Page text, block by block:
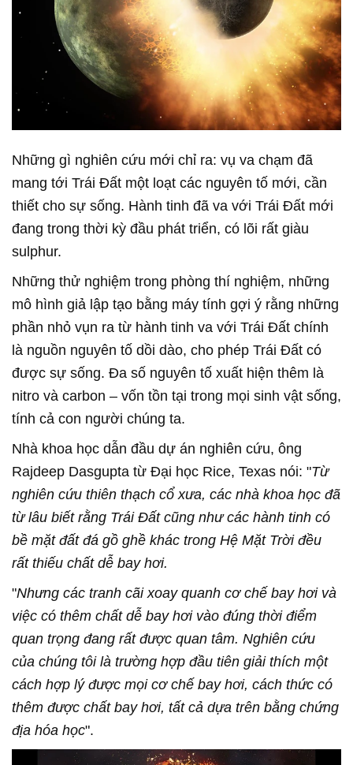
Những gì nghiên cứu mới chỉ ra: vụ va chạm đã
mang tới Trái Đất một loạt các nguyên tố mới, cần
thiết cho sự sống. Hành tinh đã va với Trái Đất mới
đang trong thời kỳ đầu phát triển, có lõi rất giàu
sulphur.
Những thử nghiệm trong phòng thí nghiệm, những
mô hình giả lập tạo bằng máy tính gợi ý rằng những
phần nhỏ vụn ra từ hành tinh va với Trái Đất chính
là nguồn nguyên tố dồi dào, cho phép Trái Đất có
được sự sống. Đa số nguyên tố xuất hiện thêm là
nitro và carbon – vốn tồn tại trong mọi sinh vật sống,
tính cả con người chúng ta.
Nhà khoa học dẫn đầu dự án nghiên cứu, ông
Rajdeep Dasgupta từ Đại học Rice, Texas nói: "Từ
nghiên cứu thiên thạch cổ xưa, các nhà khoa học đã
từ lâu biết rằng Trái Đất cũng như các hành tinh có
bề mặt đất đá gồ ghề khác trong Hệ Mặt Trời đều
rất thiếu chất dễ bay hơi.
"Nhưng các tranh cãi xoay quanh cơ chế bay hơi và
việc có thêm chất dễ bay hơi vào đúng thời điểm
quan trọng đang rất được quan tâm. Nghiên cứu
của chúng tôi là trường hợp đầu tiên giải thích một
cách hợp lý được mọi cơ chế bay hơi, cách thức có
thêm được chất bay hơi, tất cả dựa trên bằng chứng
địa hóa học".